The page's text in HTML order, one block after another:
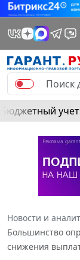
Бюджетный учет
Новости и
Большинство
снижения